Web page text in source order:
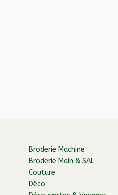
Broderie Machine
Broderie Main & SAL
Couture
Déco